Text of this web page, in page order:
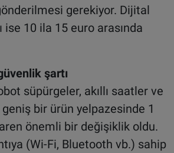
gerekiyor. Dijital
10 ila 15 euro arasında
şartı
süpürgeler, akıllı saatler ve
geniş bir ürün yelpazesinde 1
önemli bir değişiklik oldu.
(Wi-Fi, Bluetooth vb.) sahip